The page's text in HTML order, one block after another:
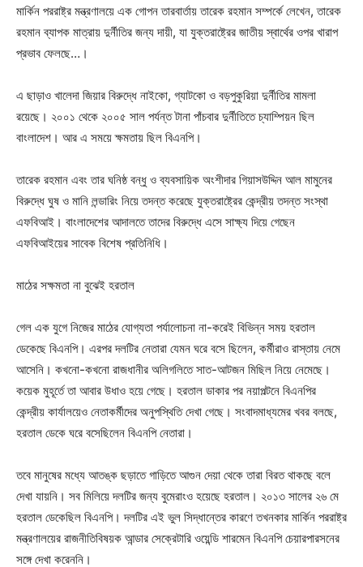
মার্কিন পররাষ্ট্র মন্ত্রণালয়ে এক গোপন তারবার্তায় তারেক রহমান সম্পর্কে লেখেন, তারেক
রহমান ব্যাপক মাত্রায় দুর্নীতির জন্য দায়ী, যা যুক্তরাষ্ট্রের জাতীয় স্বার্থের ওপর খারাপ
প্রভাব ফেলছে…।
এ ছাড়াও খালেদা জিয়ার বিরুদ্ধে নাইকো, গ্যাটকো ও বড়পুকুরিয়া দুর্নীতির মামলা
রয়েছে। ২০০১ থেকে ২০০৫ সাল পর্যন্ত টানা পাঁচবার দুর্নীতিতে চ্যাম্পিয়ন ছিল
বাংলাদেশ। আর এ সময়ে ক্ষমতায় ছিল বিএনপি।
তারেক রহমান এবং তার ঘনিষ্ঠ বন্ধু ও ব্যবসায়িক অংশীদার গিয়াসউদ্দিন আল মামুনের
বিরুদ্ধে ঘুষ ও মানি লন্ডারিং নিয়ে তদন্ত করেছে যুক্তরাষ্ট্রের কেন্দ্রীয় তদন্ত সংস্থা
এফবিআই। বাংলাদেশের আদালতে তাদের বিরুদ্ধে এসে সাক্ষ্য দিয়ে গেছেন
এফবিআইয়ের সাবেক বিশেষ প্রতিনিধি।
মাঠের সক্ষমতা না বুঝেই হরতাল
গেল এক যুগে নিজের মাঠের যোগ্যতা পর্যালোচনা না-করেই বিভিন্ন সময় হরতাল
ডেকেছে বিএনপি। এরপর দলটির নেতারা যেমন ঘরে বসে ছিলেন, কর্মীরাও রাস্তায় নেমে
আসেনি। কখনো-কখনো রাজধানীর অলিগলিতে সাত-আটজন মিছিল নিয়ে নেমেছে।
কয়েক মুহূর্তে তা আবার উধাও হয়ে গেছে। হরতাল ডাকার পর নয়াপল্টনে বিএনপির
কেন্দ্রীয় কার্যালয়েও নেতাকর্মীদের অনুপস্থিতি দেখা গেছে। সংবাদমাধ্যমের খবর বলছে,
হরতাল ডেকে ঘরে বসেছিলেন বিএনপি নেতারা।
তবে মানুষের মধ্যে আতঙ্ক ছড়াতে গাড়িতে আগুন দেয়া থেকে তারা বিরত থাকছে বলে
দেখা যায়নি। সব মিলিয়ে দলটির জন্য বুমেরাংও হয়েছে হরতাল। ২০১৩ সালের ২৬ মে
হরতাল ডেকেছিল বিএনপি। দলটির এই ভুল সিদ্ধান্তের কারণে তখনকার মার্কিন পররাষ্ট্র
মন্ত্রণালয়ের রাজনীতিবিষয়ক আন্ডার সেক্রেটারি ওয়েন্ডি শারমেন বিএনপি চেয়ারপারসনের
সঙ্গে দেখা করেননি।